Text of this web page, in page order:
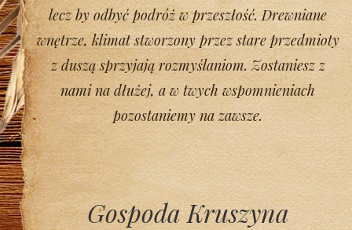
lecz by odbyć podróż w przeszłość. Drewniane
wnętrze, klimat stworzony przez stare przedmioty
z duszą sprzyjają rozmyślaniom. Zostaniesz z
nami na dłużej, a w twych wspomnieniach
pozostaniemy na zawsze.
Gospoda Kruszyna